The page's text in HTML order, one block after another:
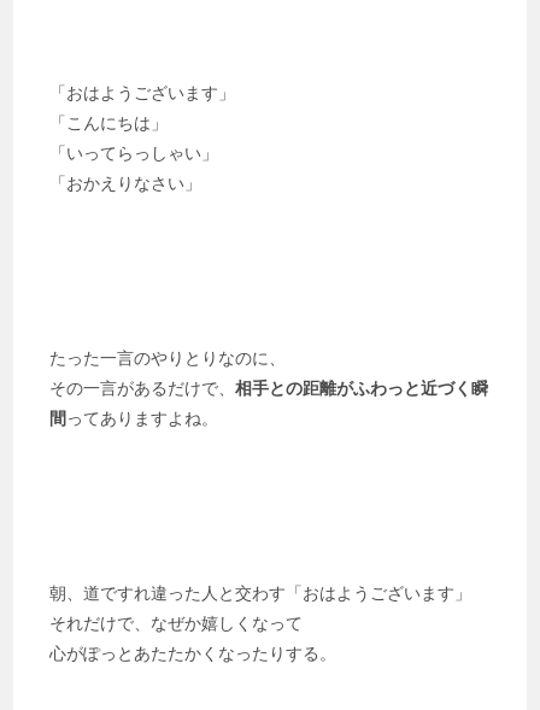
「おはようございます」
「こんにちは」
「いってらっしゃい」
「おかえりなさい」
たった一言のやりとりなのに、
その一言があるだけで、相手との距離がふわっと近づく瞬
間ってありますよね。
朝、道ですれ違った人と交わす「おはようございます」
それだけで、なぜか嬉しくなって
心がぽっとあたたかくなったりする。